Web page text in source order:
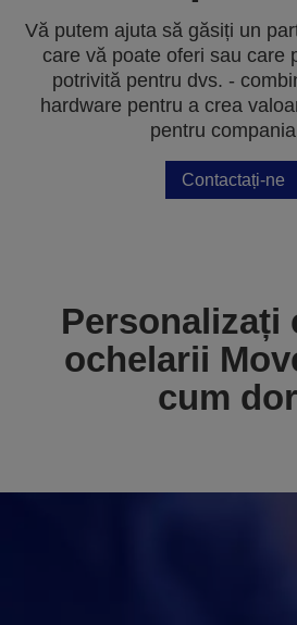
Vă putem ajuta să găsiți un
care vă poate oferi sau care
potrivită pentru dvs. -
hardware pentru a crea
pentru
Contactați-ne
Personalizați
ochelarii
cum